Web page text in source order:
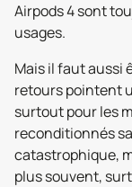
Airpods 4 sont
usages.
Mais il faut aussi
retours pointent
surtout pour les
reconditionnés
catastrophique,
plus souvent,